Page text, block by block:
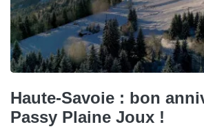
Haute-Savoie : bon
Passy Plaine Joux !